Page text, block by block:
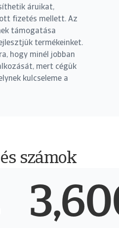
áruikat,
fizetés mellett. Az
támogatása
termékeinket.
hogy minél jobban
mert cégük
kulcseleme a
számok